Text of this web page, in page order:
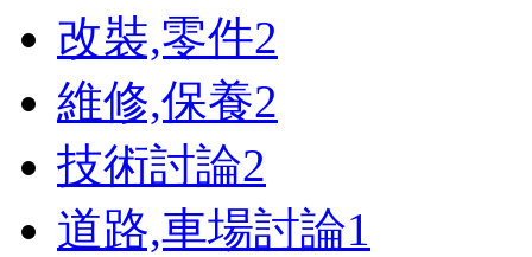
改裝,零件2
維修,保養2
技術討論2
道路,車場討論1